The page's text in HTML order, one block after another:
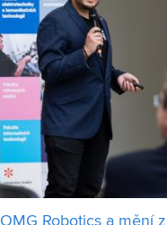
Robotics a mění